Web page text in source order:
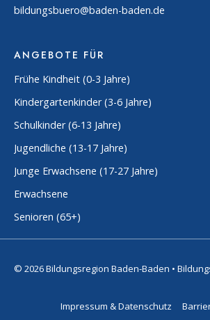
bildungsbuero@baden-baden.de
ANGEBOTE FÜR
Frühe Kindheit (0-3 Jahre)
Kindergartenkinder (3-6 Jahre)
Schulkinder (6-13 Jahre)
Jugendliche (13-17 Jahre)
Junge Erwachsene (17-27 Jahre)
Erwachsene
Senioren (65+)
© 2026 Bildungsregion Baden-Baden •
Impressum & Datenschutz